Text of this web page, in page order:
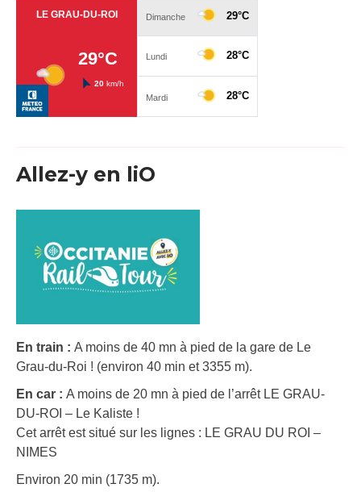
Allez-y en liO
En train : A moins de 40 mn à pied de la gare de Le
Grau-du-Roi ! (environ 40 min et 3355 m).
En car : A moins de 20 mn à pied de l’arrêt LE GRAU-
DU-ROI – Le Kaliste !
Cet arrêt est situé sur les lignes : LE GRAU DU ROI –
NIMES
Environ 20 min (1735 m).